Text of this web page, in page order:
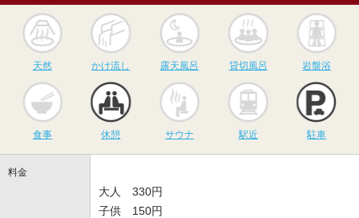
天然
かけ流し
かけ流し
露天風呂
露天風呂
貸切風呂
貸切風呂 岩盤浴
食事 休憩
サウナ
サウナ 駅近 駐車
料金
大人 330円
子供 150円